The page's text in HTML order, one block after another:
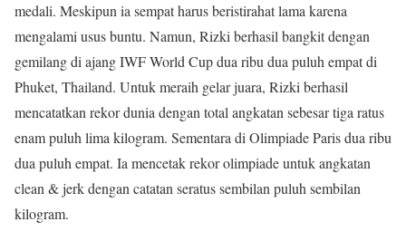
medali. Meskipun ia sempat harus beristirahat lama karena
mengalami usus buntu. Namun, Rizki berhasil bangkit dengan
gemilang di ajang IWF World Cup dua ribu dua puluh empat di
Phuket, Thailand. Untuk meraih gelar juara, Rizki berhasil
mencatatkan rekor dunia dengan total angkatan sebesar tiga ratus
enam puluh lima kilogram. Sementara di Olimpiade Paris dua ribu
dua puluh empat. Ia mencetak rekor olimpiade untuk angkatan
clean & jerk dengan catatan seratus sembilan puluh sembilan
kilogram.